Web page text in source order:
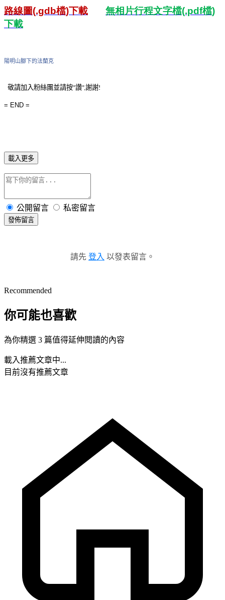
路線圖(.gdb檔)下載 無相片行程文字檔(.pdf檔)
下載
陽明山腳下的法蘭克
敬請加入粉絲團並請按”讚”,謝謝!
= END =
載入更多
公開留言 私密留言
發佈留言
請先 登入 以發表留言。
Recommended
你可能也喜歡
為你精選 3 篇值得延伸閱讀的內容
載入推薦文章中...
目前沒有推薦文章